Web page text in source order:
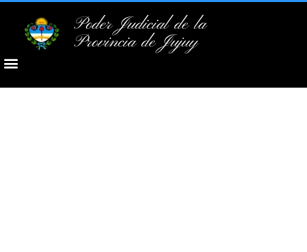
Poder Judicial de la
Provincia de Jujuy